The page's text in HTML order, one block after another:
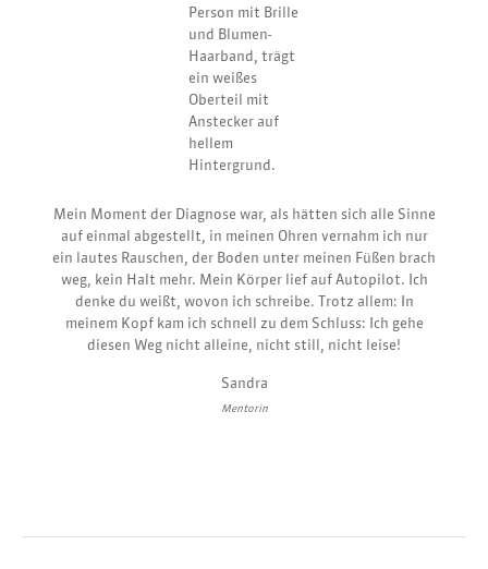
Mein Moment der Diagnose war, als hätten sich alle Sinne
auf einmal abgestellt, in meinen Ohren vernahm ich nur
ein lautes Rauschen, der Boden unter meinen Füßen brach
weg, kein Halt mehr. Mein Körper lief auf Autopilot. Ich
denke du weißt, wovon ich schreibe. Trotz allem: In
meinem Kopf kam ich schnell zu dem Schluss: Ich gehe
diesen Weg nicht alleine, nicht still, nicht leise!
Sandra
Mentorin